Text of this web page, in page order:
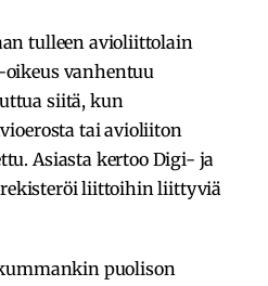
tulleen avioliittolain
vanhentuu
siitä, kun
tai avioliiton
Asiasta kertoo Digi- ja
rekisteröi liittoihin liittyviä
puolison